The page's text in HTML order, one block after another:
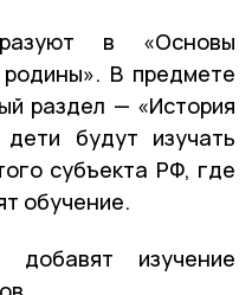
в «Основы
В предмете
раздел — «История
будут изучать
субъекта РФ, где
обучение.
добавят изучение